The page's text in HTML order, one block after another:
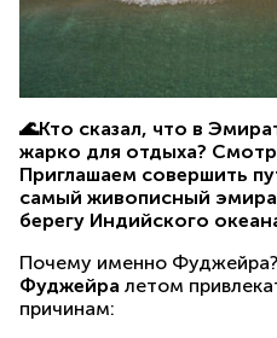
🌊Кто сказал, что в
жарко для отдыха?
Приглашаем совершить
самый живописный
берегу Индийского
Почему именно Фуджейра?
Фуджейра летом
причинам: